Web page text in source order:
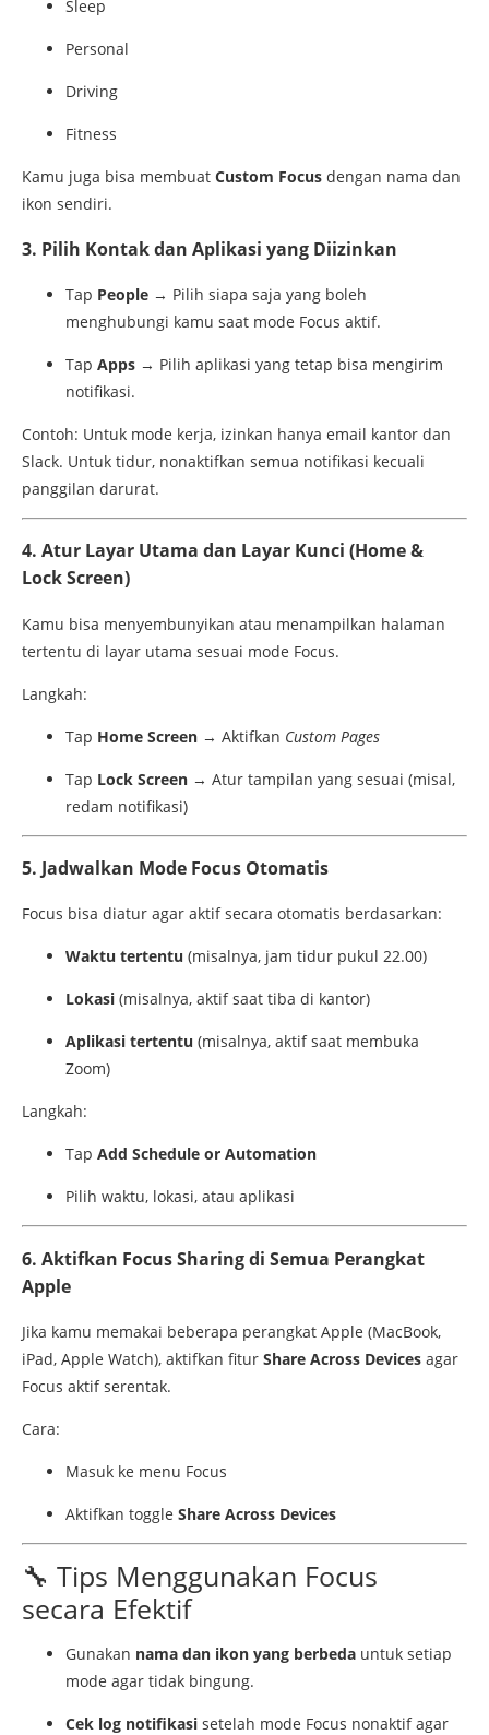
Sleep
Personal
Driving
Fitness
Kamu juga bisa membuat Custom Focus dengan nama dan
ikon sendiri.
3. Pilih Kontakdan Aplikasi yang Diizinkan
Tap People → Pilih siapa saja yang boleh
menghubungi kamu saat mode Focus aktif.
Tap Apps → Pilih aplikasi yang tetap bisa mengirim
notifikasi.
Contoh: Untuk mode kerja, izinkan hanya email kantor dan
Slack. Untuk tidur, nonaktifkan semua notifikasi kecuali
panggilan darurat.
4. Atur Layar Utama dan Layar Kunci (Home &
LockScreen)
Kamu bisa menyembunyikan atau menampilkan halaman
tertentu di layar utama sesuai mode Focus.
Langkah:
Tap Home Screen → Aktifkan Custom Pages
Tap Lock Screen → Atur tampilan yang sesuai (misal,
redam notifikasi)
5. Jadwalkan Mode Focus Otomatis
Focus bisa diatur agar aktifsecara otomatis berdasarkan:
Waktu tertentu (misalnya, jam tidur pukul 22.00)
Lokasi (misalnya, aktifsaat tiba di kantor)
Aplikasi tertentu (misalnya, aktifsaat membuka
Zoom)
Langkah:
Tap Add Schedule or Automation
Pilih waktu, lokasi, atau aplikasi
6. Aktifkan FocusSharingdi Semua Perangkat
Apple
Jika kamu memakai beberapa perangkat Apple (MacBook,
iPad, Apple Watch), aktifkan fitur Share Across Devices agar
Focus aktifserentak.
Cara:
Masuk ke menu Focus
Aktifkan toggle Share Across Devices
🔧 Tips Menggunakan Focus
secara Efektif
Gunakan nama dan ikon yang berbeda untuk setiap
mode agar tidak bingung.
Cek log notifikasi setelah mode Focus nonaktifagar